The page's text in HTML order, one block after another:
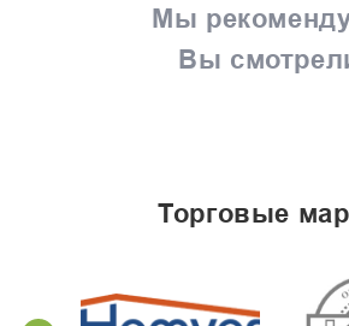
Мы
Вы
торговые